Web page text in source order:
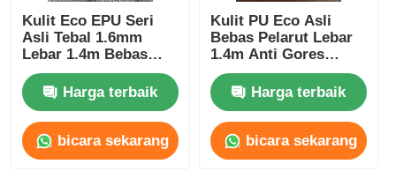
Kulit Eco EPU Seri
Asli Tebal 1.6mm
Lebar 1.4m Bebas
Pelarut Untuk
FurniturHarga terbaik
bicara sekarang
Kulit PU Eco Asli
Bebas Pelarut Lebar
1.4m Anti Gores
Untuk Dekorasi
RumahHarga terbaik
bicara sekarang